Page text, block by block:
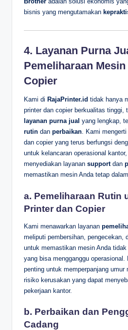
bisnis yang mengutamakan
4. Layanan Purna
Pemeliharaan
Copier
Kami di RajaPrinter.id tidak hanya
printer dan copier berkualitas tinggi,
layanan purna jual yang lengkap,
rutin dan perbaikan. Kami
dan copier yang terus berfungsi
untuk kelancaran operasional
menyediakan layanan supportdan
memastikan mesin Anda tetap
a. Pemeliharaan Rutin
Printer dan Copier
Kami menawarkan layanan
meliputi pembersihan, pengecekan,
untuk memastikan mesin Anda
yang bisa mengganggu operasional.
penting untuk memperpanjang umur
risiko kerusakan yang dapat
pekerjaan kantor.
b. Perbaikan dan
Cadang